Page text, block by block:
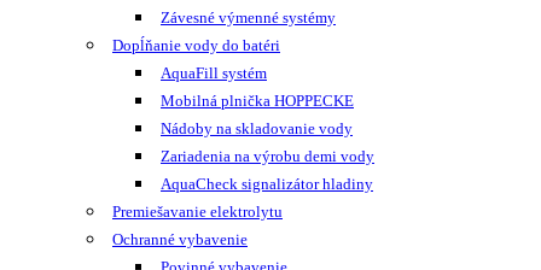
Závesné výmenné systémy
Dopĺňanie vody do batéri
AquaFill systém
Mobilná plnička HOPPECKE
Nádoby na skladovanie vody
Zariadenia na výrobu demi vody
AquaCheck signalizátor hladiny
Premiešavanie elektrolytu
Ochranné vybavenie